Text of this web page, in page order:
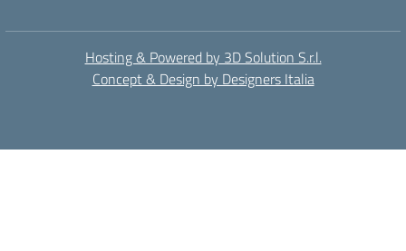
Hosting & Powered by 3D Solution S.r.l.
Concept & Design by Designers Italia